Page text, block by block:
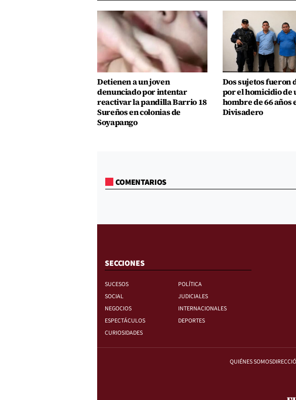
Detienen a un joven
denunciado por intentar
reactivar la pandilla Barrio 18
Sureños en colonias de
Soyapango
Dos sujetos fueron
por el homicidio de
hombre de 66 años
Divisadero
COMENTARIOS
SECCIONES
SUCESOS
POLÍTICA
SOCIAL
JUDICIALES
NEGOCIOS
INTERNACIONALES
ESPECTÁCULOS
DEPORTES
CURIOSIDADES
QUIÉNES SOMOS